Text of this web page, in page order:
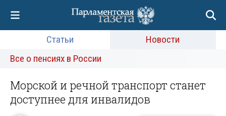
Статьи
Новости
Все о пенсиях в России
Морской и речной транспорт станет
доступнее для инвалидов